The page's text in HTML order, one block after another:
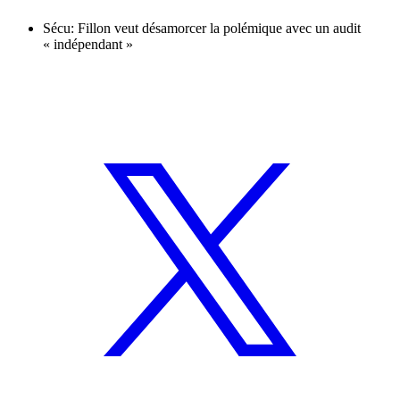
Sécu: Fillon veut désamorcer la polémique avec un audit
« indépendant »